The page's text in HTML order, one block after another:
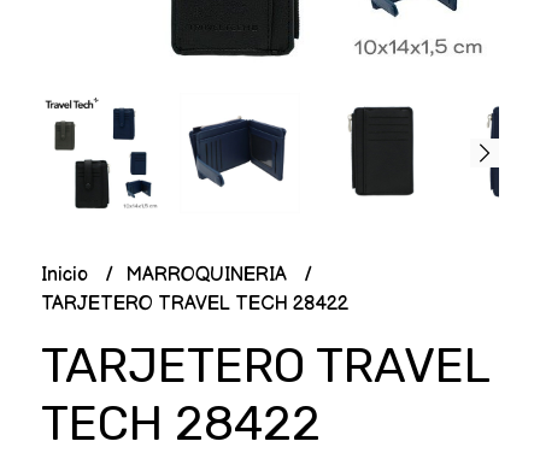
Inicio
MARROQUINERIA
TARJETERO TRAVEL TECH 28422
TARJETERO TRAVEL
TECH 28422